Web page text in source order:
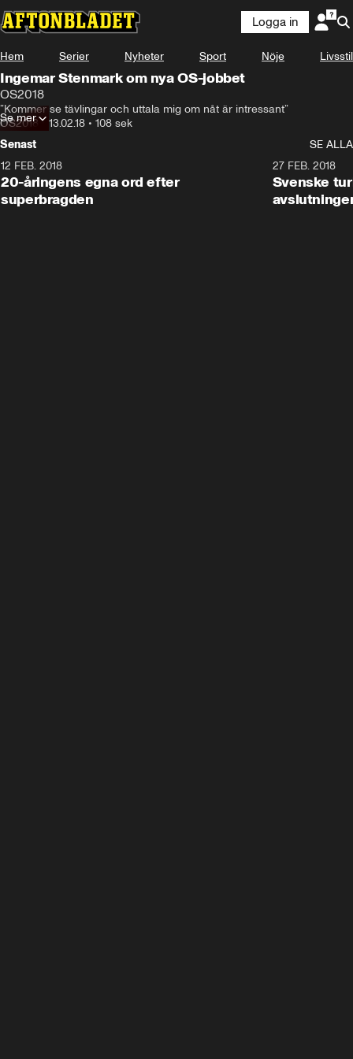
Logga in
Hem Serier Nyheter Sport Nöje Livsstil
Ingemar Stenmark om nya OS-jobbet
OS2018
”Kommer se tävlingar och uttala mig om nåt är intressant”
OS2018• 13.02.18 • 108 sek
Se mer
Senast
SE ALLA
12 FEB. 2018
20-åringens egna ord efter
superbragden
27 FEB. 2018
Svenske